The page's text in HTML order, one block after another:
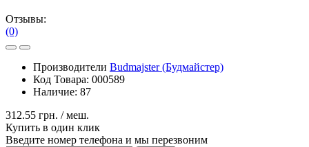
Отзывы:
(0)
Производители Budmajster (Будмайстер)
Код Товара: 000589
Наличие: 87
312.55 грн. / меш.
Купить в один клик
Введите номер телефона и мы перезвоним